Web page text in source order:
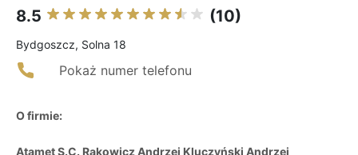
8.5 (10)
Bydgoszcz, Solna 18
Pokaż numer telefonu
O firmie:
Atamet S.C. Rakowicz Andrzej Kluczyński Andrzej